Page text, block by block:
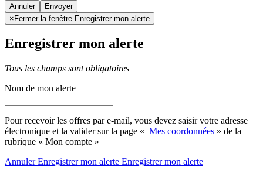
Annuler
×Fermer la fenêtre Enregistrer mon alerte
Enregistrer mon alerte
Tous les champs sont obligatoires
Nom de mon alerte
Pour recevoir les offres par e-mail, vous devez saisir votre adresse
électronique et la valider sur la page « Mes coordonnées » de la
rubrique « Mon compte »
AnnulerEnregistrer mon alerte Enregistrermon alerte